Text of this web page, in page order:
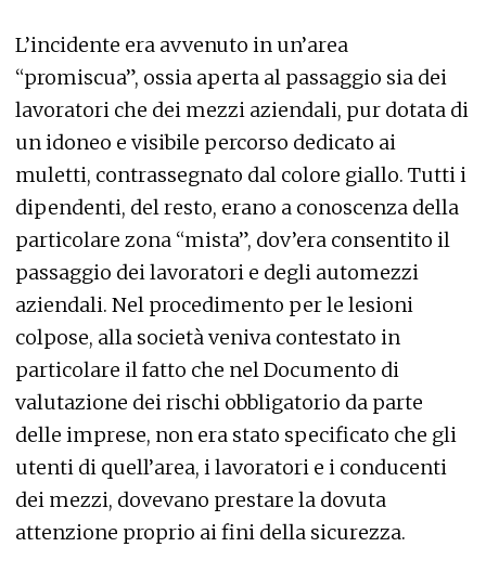
L’incidente era avvenuto in un’area
“promiscua”, ossia aperta al passaggio sia dei
lavoratori che dei mezzi aziendali, pur dotata di
un idoneo e visibile percorso dedicato ai
muletti, contrassegnato dal colore giallo. Tutti i
dipendenti, del resto, erano a conoscenza della
particolare zona “mista”, dov’era consentito il
passaggio dei lavoratori e degli automezzi
aziendali. Nel procedimento per le lesioni
colpose, alla società veniva contestato in
particolare il fatto che nel Documento di
valutazione dei rischi obbligatorio da parte
delle imprese, non era stato specificato che gli
utenti di quell’area, i lavoratori e i conducenti
dei mezzi, dovevano prestare la dovuta
attenzione proprio ai fini della sicurezza.